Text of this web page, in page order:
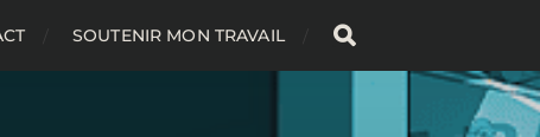
SOUTENIR MON TRAVAIL